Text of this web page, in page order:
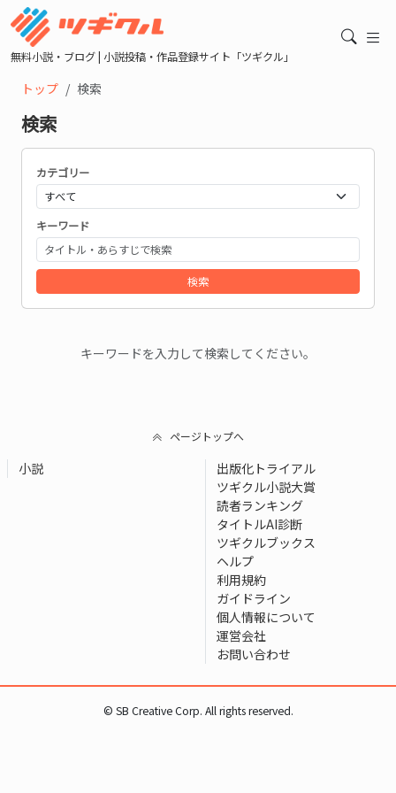
無料小説・ブログ | 小説投稿・作品登録サイト「ツギクル」
トップ 検索
検索
カテゴリー
キーワード
検索
キーワードを入力して検索してください。
ページトップへ
小説
出版化トライアル
ツギクル小説大賞
読者ランキング
タイトルAI診断
ツギクルブックス
ヘルプ
利用規約
ガイドライン
個人情報について
運営会社
お問い合わせ
© SB Creative Corp. All rights reserved.